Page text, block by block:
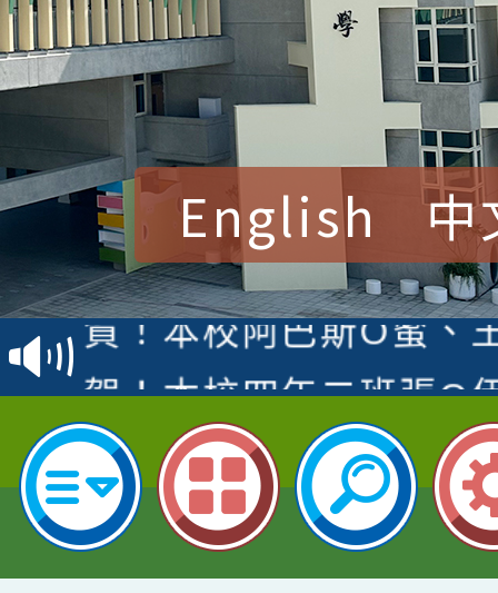
English 中
賀！本校參加桃園市中
賽 洪綺君教師榮獲社
名
賀！本校阿巴斯O蜜、
倩參加桃園市科展 國
名 指導老師王老師、
賀！本校四年二班張O
園市英語競賽國小朗讀
指導老師林老師
賀！本校參加桃園市中
賽 劉文瑛教師榮獲教
臺灣台語-第二名
賀！本校參與2026世
市賽榮獲科學小創客佳
賀！本校參加桃園市中